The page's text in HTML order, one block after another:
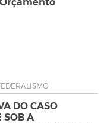
DO CASO
SOB A